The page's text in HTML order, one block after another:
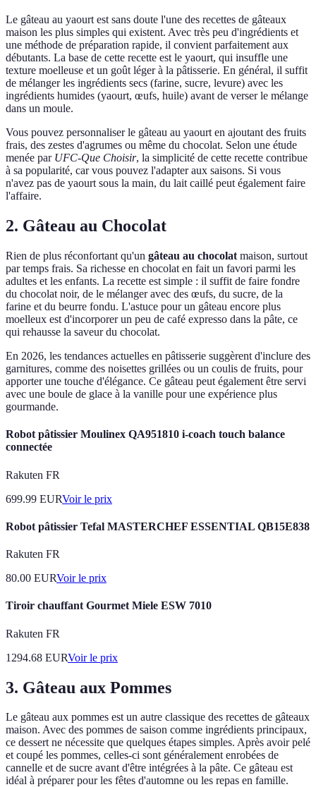
Le gâteau au yaourt est sans doute l'une des recettes de gâteaux
maison les plus simples qui existent. Avec très peu d'ingrédients et
une méthode de préparation rapide, il convient parfaitement aux
débutants. La base de cette recette est le yaourt, qui insuffle une
texture moelleuse et un goût léger à la pâtisserie. En général, il suffit
de mélanger les ingrédients secs (farine, sucre, levure) avec les
ingrédients humides (yaourt, œufs, huile) avant de verser le mélange
dans un moule.
Vous pouvez personnaliser le gâteau au yaourt en ajoutant des fruits
frais, des zestes d'agrumes ou même du chocolat. Selon une étude
menée par UFC-Que Choisir, la simplicité de cette recette contribue
à sa popularité, car vous pouvez l'adapter aux saisons. Si vous
n'avez pas de yaourt sous la main, du lait caillé peut également faire
l'affaire.
2. Gâteau au Chocolat
Rien de plus réconfortant qu'un gâteau au chocolat maison, surtout
par temps frais. Sa richesse en chocolat en fait un favori parmi les
adultes et les enfants. La recette est simple : il suffit de faire fondre
du chocolat noir, de le mélanger avec des œufs, du sucre, de la
farine et du beurre fondu. L'astuce pour un gâteau encore plus
moelleux est d'incorporer un peu de café expresso dans la pâte, ce
qui rehausse la saveur du chocolat.
En 2026, les tendances actuelles en pâtisserie suggèrent d'inclure des
garnitures, comme des noisettes grillées ou un coulis de fruits, pour
apporter une touche d'élégance. Ce gâteau peut également être servi
avec une boule de glace à la vanille pour une expérience plus
gourmande.
Robot pâtissier Moulinex QA951810 i-coach touch balance
connectée
Rakuten FR
699.99 EURVoir le prix
Robot pâtissier Tefal MASTERCHEF ESSENTIAL QB15E838
Rakuten FR
80.00 EURVoir le prix
Tiroir chauffant Gourmet Miele ESW 7010
Rakuten FR
1294.68 EURVoir le prix
3. Gâteau aux Pommes
Le gâteau aux pommes est un autre classique des recettes de gâteaux
maison. Avec des pommes de saison comme ingrédients principaux,
ce dessert ne nécessite que quelques étapes simples. Après avoir pelé
et coupé les pommes, celles-ci sont généralement enrobées de
cannelle et de sucre avant d'être intégrées à la pâte. Ce gâteau est
idéal à préparer pour les fêtes d'automne ou les repas en famille.